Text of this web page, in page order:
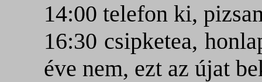
14:00 telefon ki,
16:30 csipketea,
éve nem, ezt az újat